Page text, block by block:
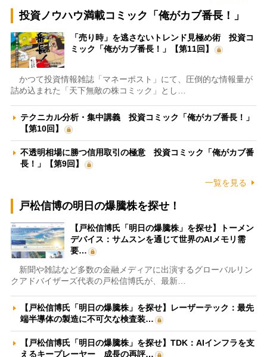
投資ノウハウ満載コミック「俺がカブ番長！」
「売り時」を逃さないトレンド見極め術 投資コ
ミック「俺がカブ番長！」【第11回】
かつて投資情報雑誌「マネーポスト」にて、圧倒的な情報量が
詰め込まれた「天下無敵の株コミック」とし…
テクニカル分析・集中講義 投資コミック「俺がカブ番長！」
【第10回】
不透明相場に勝つ信用取引の極意 投資コミック「俺がカブ番
長！」【第9回】
一覧を見る
戸松信博の明日の爆騰株を探せ！
【戸松信博氏「明日の爆騰株」を探せ】トーメン
デバイス：サムスンを通じて世界のAIメモリ需
要…
新聞や雑誌など多数の金融メディアに出演するグローバルリン
クアドバイザーズ代表の戸松信博氏が、最新…
【戸松信博氏「明日の爆騰株」を探せ】レーザーテック：最先
端半導体の製造に不可欠な検査装…
【戸松信博氏「明日の爆騰株」を探せ】TDK：AIインフラを支
えるキープレーヤー 成長の再評…